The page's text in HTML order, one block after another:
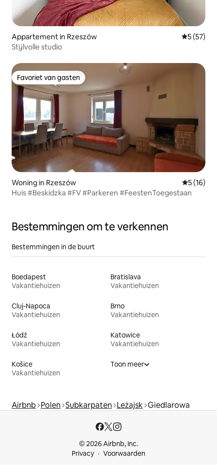
Appartement in Rzeszów
5 (57)
Stijlvolle studio
Favoriet van gasten
Favoriet van gasten
Woning in Rzeszów
5 (16)
Huis #Beskidzka #FV #Parkeren #FeestenToegestaan
Bestemmingen om te verkennen
Bestemmingen in de buurt
Boedapest
Vakantiehuizen
Bratislava
Vakantiehuizen
Cluj-Napoca
Vakantiehuizen
Brno
Vakantiehuizen
Łódź
Vakantiehuizen
Katowice
Vakantiehuizen
Košice
Vakantiehuizen
Toon meer
Airbnb Polen Subkarpaten Leżajsk Giedlarowa
© 2026 Airbnb, Inc.
Privacy
Voorwaarden